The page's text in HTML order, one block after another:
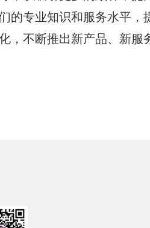
专业知识和服务水平，
，不断推出新产品、新服